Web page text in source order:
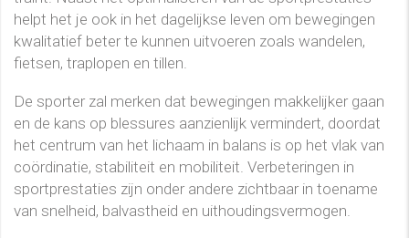
helpt het je ook in het dagelijkse leven om bewegingen
kwalitatief beter te kunnen uitvoeren zoals wandelen,
fietsen, traplopen en tillen.
De sporter zal merken dat bewegingen makkelijker gaan
en de kans op blessures aanzienlijk vermindert, doordat
het centrum van het lichaam in balans is op het vlak van
coördinatie, stabiliteit en mobiliteit. Verbeteringen in
sportprestaties zijn onder andere zichtbaar in toename
van snelheid, balvastheid en uithoudingsvermogen.